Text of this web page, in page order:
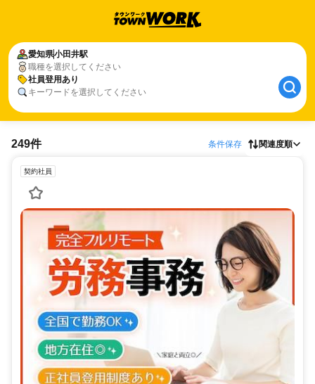
愛知県小田井駅
職種を選択してください
社員登用あり
キーワードを選択してください
249件 条件保存 関連度順
契約社員